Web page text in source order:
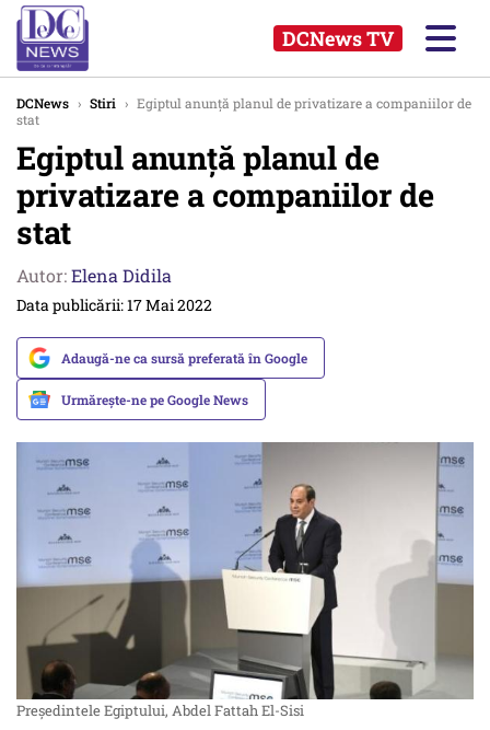
DCNews TV
DCNews › Stiri › Egiptul anunță planul de privatizare a companiilor de
stat
Egiptul anunță planul de
privatizare a companiilor de
stat
Autor:Elena Didila
Data publicării: 17 Mai 2022
Adaugă-ne ca sursă preferată în Google
Urmărește-ne pe Google News
Președintele Egiptului, Abdel Fattah El-Sisi